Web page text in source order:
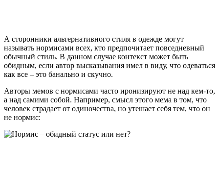
А сторонники альтернативного стиля в одежде могут
называть нормисами всех, кто предпочитает повседневный
обычный стиль. В данном случае контекст может быть
обидным, если автор высказывания имел в виду, что одеваться
как все – это банально и скучно.
Авторы мемов с нормисами часто иронизируют не над кем-то,
а над самими собой. Например, смысл этого мема в том, что
человек страдает от одиночества, но утешает себя тем, что он
не нормис: